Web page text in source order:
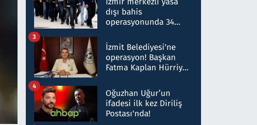
dışı bahis
operasyonunda 34
Milyar liralık para
trafiği tespit edildi
İzmit Belediyesi'ne
operasyon! Başkan
Fatma Kaplan Hürriyet
3
Oğuzhan Uğur’un
ifadesi ilk kez Diriliş
Postası'nda!
4